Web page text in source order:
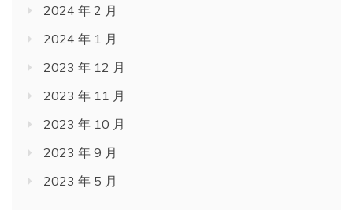
2024 年 2 月
2024 年 1 月
2023 年 12 月
2023 年 11 月
2023 年 10 月
2023 年 9 月
2023 年 5 月